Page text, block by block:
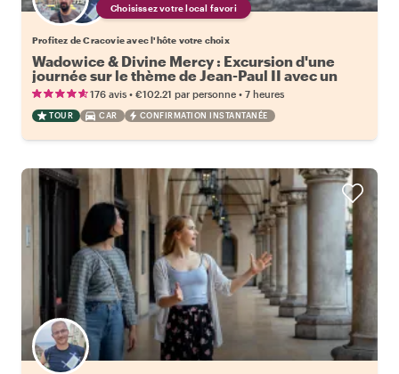
Choisissez votre local favori
Profitez de Cracovie avec l'hôte votre choix
Wadowice & Divine Mercy : Excursion d'une
journée sur le thème de Jean-Paul II avec un
local
176 avis • €102.21 par personne • 7 heures
TOUR CAR CONFIRMATION INSTANTANÉE